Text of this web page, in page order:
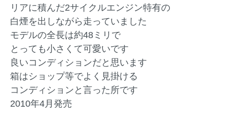
リアに積んだ2サイクルエンジン特有の
白煙を出しながら走っていました
モデルの全長は約48ミリで
とっても小さくて可愛いです
良いコンディションだと思います
箱はショップ等でよく見掛ける
コンディションと言った所です
2010年4月発売